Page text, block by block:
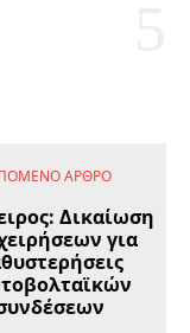
ΆΡΘΡΟ